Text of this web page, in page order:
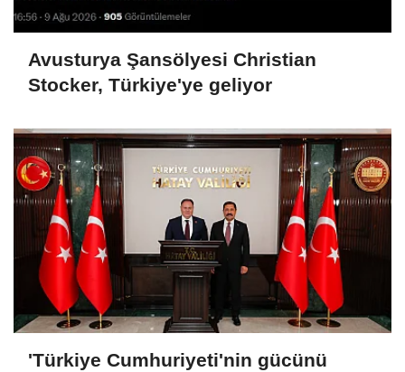
Avusturya Şansölyesi Christian
Stocker, Türkiye'ye geliyor
'Türkiye Cumhuriyeti'nin gücünü